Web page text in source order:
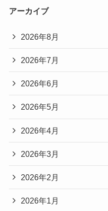
アーカイブ
2026年8月
2026年7月
2026年6月
2026年5月
2026年4月
2026年3月
2026年2月
2026年1月